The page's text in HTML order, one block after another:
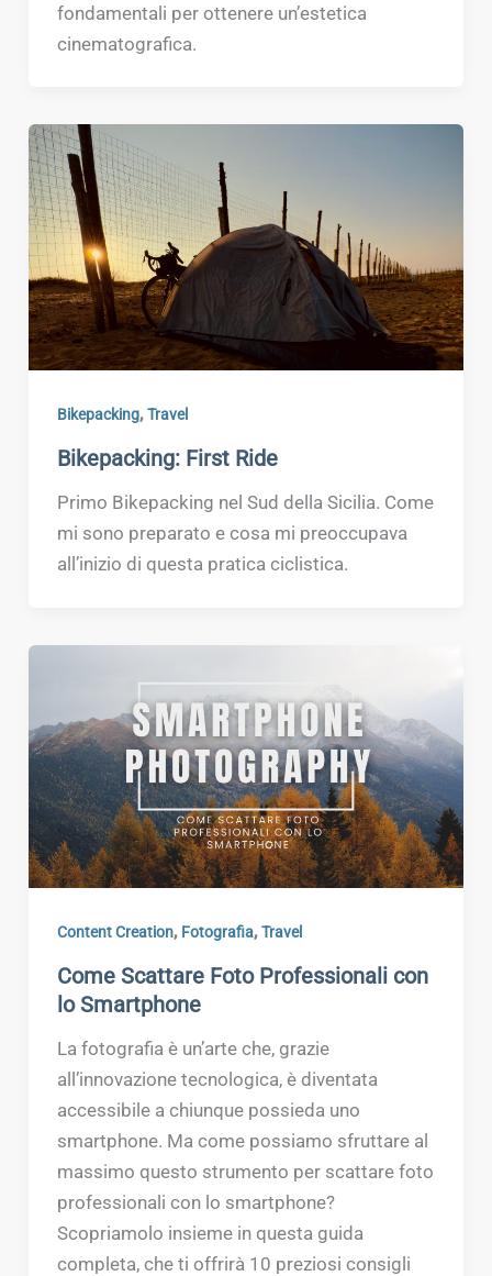
fondamentali per ottenere un’estetica
cinematografica.
Bikepacking,Travel
Bikepacking: First Ride
Primo Bikepacking nel Sud della Sicilia. Come
mi sono preparato e cosa mi preoccupava
all’inizio di questa pratica ciclistica.
Content Creation, Fotografia,Travel
Come Scattare Foto Professionali con
lo Smartphone
La fotografia è un’arte che, grazie
all’innovazione tecnologica, è diventata
accessibile a chiunque possieda uno
smartphone. Ma come possiamo sfruttare al
massimo questo strumento per scattare foto
professionali con lo smartphone?
Scopriamolo insieme in questa guida
completa, che ti offrirà 10 preziosi consigli